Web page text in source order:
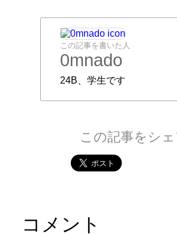
この記事を書いた人
0mnado
24B、学生です
この記事をシ